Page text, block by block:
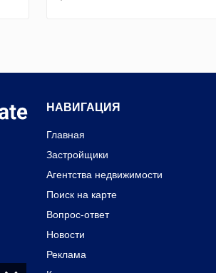
НАВИГАЦИЯ
Главная
Застройщики
Агентства недвижимости
Поиск на карте
Вопрос-ответ
Новости
Реклама